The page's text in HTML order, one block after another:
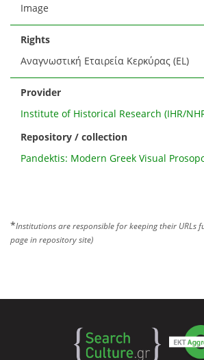
Image
Rights
Αναγνωστική Εταιρεία Κερκύρας (EL)
Provider
Institute of Historical Research (IHR/
Repository / collection
Pandektis: Modern Greek Visual
*Institutions are responsible for keeping their URLs
page in repository site)